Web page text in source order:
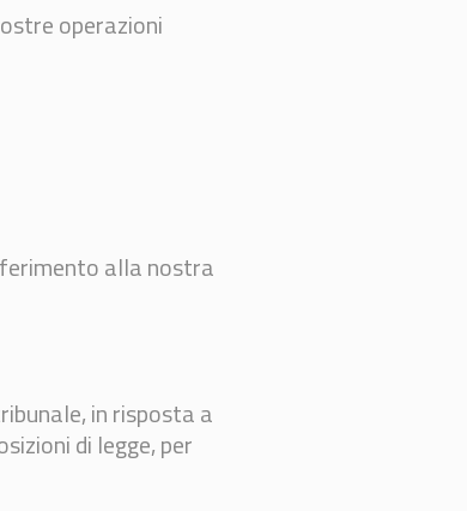
operazioni
alla nostra
in risposta a
di legge, per